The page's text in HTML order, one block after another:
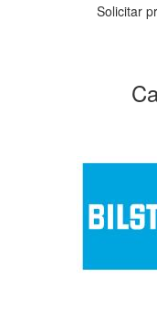
Solicitar